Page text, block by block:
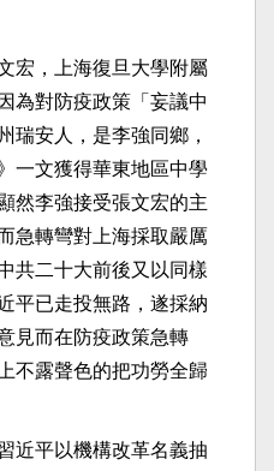
宏，上海復旦大學附屬
為對防疫政策「妄議中
瑞安人，是李強同鄉，
一文獲得華東地區中學
然李強接受張文宏的主
急轉彎對上海採取嚴厲
共二十大前後又以同樣
平已走投無路，遂採納
見而在防疫政策急轉
不露聲色的把功勞全歸
近平以機構改革名義抽